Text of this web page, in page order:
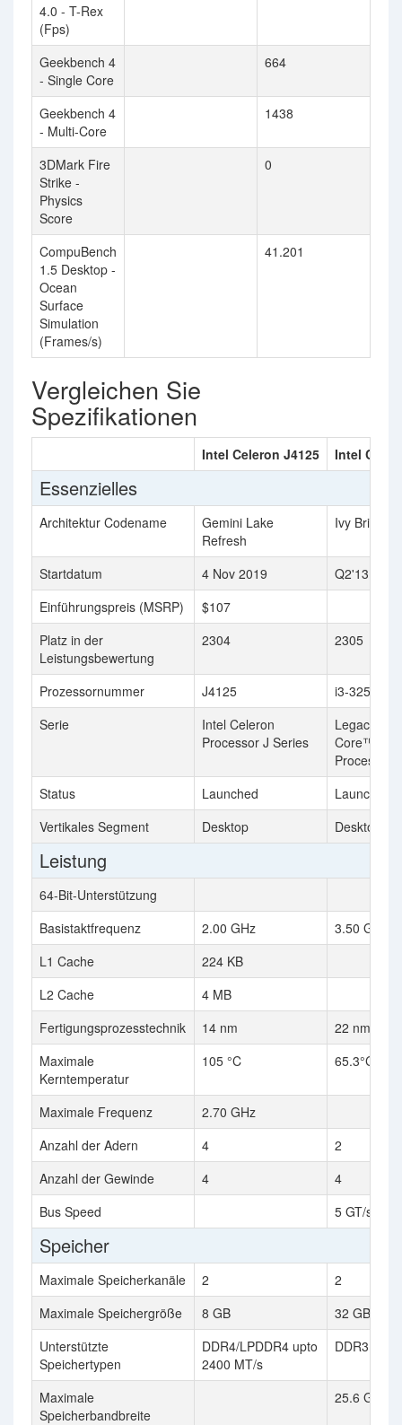
4.0 - T-Rex
(Fps)
Geekbench 4
- Single Core
664
Geekbench 4
- Multi-Core
1438
3DMark Fire
Strike -
Physics
Score
0
CompuBench
1.5 Desktop -
Ocean
Surface
Simulation
(Frames/s)
41.201
Vergleichen Sie
Spezifikationen
Intel Celeron J4125 Intel Core
Essenzielles
Architektur Codename
Gemini Lake
Refresh
Ivy Bridge
Startdatum 4 Nov 2019
Q2'13
Einführungspreis (MSRP)
$107
Platz in der
Leistungsbewertung
2304 2305
Prozessornummer J4125
i3-3250
Serie
Intel Celeron
Processor J Series
Legacy
Core™
Processors
Status
Launched
Launched
Vertikales Segment
Desktop Desktop
Leistung
64-Bit-Unterstützung
Basistaktfrequenz
2.00 GHz
3.50 GHz
L1 Cache
224 KB
L2 Cache
4 MB
Fertigungsprozesstechnik
14 nm
22 nm
Maximale
Kerntemperatur
105 °C 65.3°C
Maximale Frequenz
2.70 GHz
Anzahl der Adern
4
2
Anzahl der Gewinde
4
4
Bus Speed
5 GT/s DMI
Speicher
Maximale Speicherkanäle 2
2
Maximale Speichergröße
8 GB
32 GB
Unterstützte
Speichertypen
DDR4/LPDDR4 upto
2400 MT/s
DDR3
Maximale
Speicherbandbreite
25.6 GB/s